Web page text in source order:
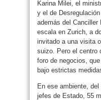
Karina Milei, el
y el de
además del Canciller
escala en Zurich, a
invitado a una visita
suizo. Pero el centro
foro de negocios,
bajo estrictas
En ese ambiente,
jefes de Estado, 55